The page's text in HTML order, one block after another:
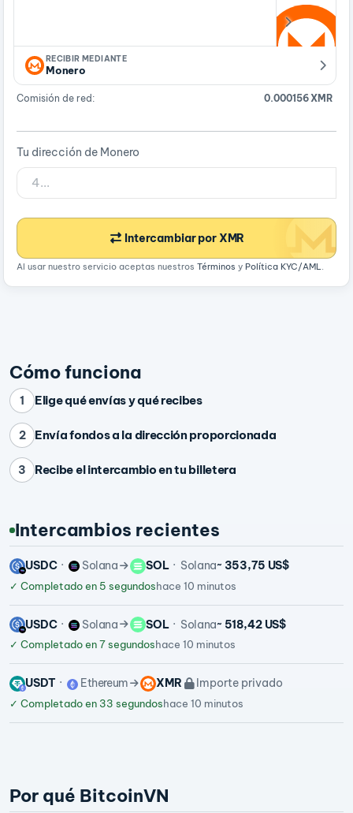
RECIBIR MEDIANTE
Monero
Comisión de red: 0.000156 XMR
Tu dirección de Monero
Intercambiar por XMR
Al usar nuestro servicio aceptas nuestros Términos y Política KYC/AML.
Cómo funciona
1 Elige qué envías y qué recibes
2 Envía fondos a la dirección proporcionada
3 Recibe el intercambio en tu billetera
Intercambios recientes
USDC Solana SOL Solana~ 353,75 US$
✓ Completado en 5 segundoshace 10 minutos
USDC Solana SOL Solana~ 518,42 US$
✓ Completado en 7 segundoshace 10 minutos
USDT Ethereum XMR Importe privado
✓ Completado en 33 segundoshace 10 minutos
Por qué BitcoinVN